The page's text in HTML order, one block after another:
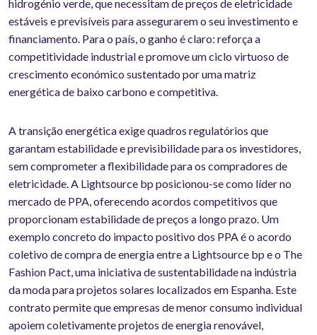
hidrogénio verde, que necessitam de preços de eletricidade
estáveis e previsíveis para assegurarem o seu investimento e
financiamento. Para o país, o ganho é claro: reforça a
competitividade industrial e promove um ciclo virtuoso de
crescimento económico sustentado por uma matriz
energética de baixo carbono e competitiva.
A transição energética exige quadros regulatórios que
garantam estabilidade e previsibilidade para os investidores,
sem comprometer a flexibilidade para os compradores de
eletricidade. A Lightsource bp posicionou-se como líder no
mercado de PPA, oferecendo acordos competitivos que
proporcionam estabilidade de preços a longo prazo. Um
exemplo concreto do impacto positivo dos PPA é o acordo
coletivo de compra de energia entre a Lightsource bp e o The
Fashion Pact, uma iniciativa de sustentabilidade na indústria
da moda para projetos solares localizados em Espanha. Este
contrato permite que empresas de menor consumo individual
apoiem coletivamente projetos de energia renovável,